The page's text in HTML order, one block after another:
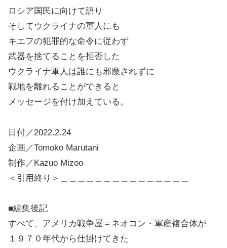
ロシア国民に向けて語り
そしてウクライナの軍人にも
キエフの犯罪的な命令に従わず
武器を捨てることを拒否した
ウクライナ軍人は誰にも邪魔されずに
戦地を離れることができると
メッセージを付け加えている。
日付／2022.2.24
企画／Tomoko Marutani
制作／Kazuo Mizoo
＜引用終り＞＿＿＿＿＿＿＿＿＿＿＿＿＿＿＿
■編集後記
すべて、アメリカ戦争屋＝ネオコン・軍産複合体が
１９７０年代から仕掛けてきた